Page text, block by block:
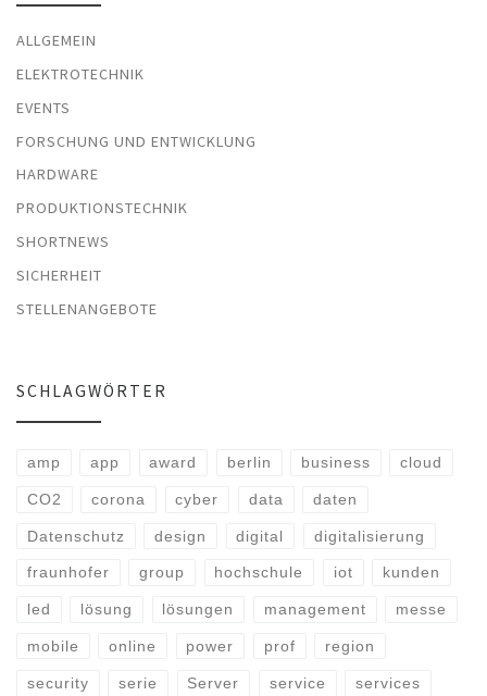
ALLGEMEIN
ELEKTROTECHNIK
EVENTS
FORSCHUNG UND ENTWICKLUNG
HARDWARE
PRODUKTIONSTECHNIK
SHORTNEWS
SICHERHEIT
STELLENANGEBOTE
SCHLAGWÖRTER
amp app award berlin business cloud
CO2 corona cyber data daten
Datenschutz design digital digitalisierung
fraunhofer group hochschule iot kunden
led lösung lösungen management messe
mobile online power prof region
security serie Server service services